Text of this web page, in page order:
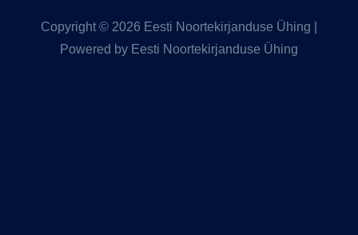
Copyright © 2026 Eesti Noortekirjanduse Ühing |
Powered by Eesti Noortekirjanduse Ühing